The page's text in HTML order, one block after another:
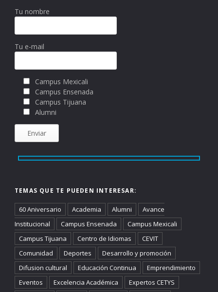
Tu nombre
Tu e-mail
Campus Mexicali
Campus Ensenada
Campus Tijuana
Alumni
TEMAS QUE TE PUEDEN INTERESAR:
60 Aniversario Academia Alumni
Avance
Institucional
Campus Ensenada
Campus Mexicali
Campus Tijuana
Centro de Idiomas
CEVIT
Comunidad
Deportes
Desarrollo y promoción
Difusion cultural
Educación Continua
Emprendimiento
Eventos
Excelencia Académica
Expertos CETYS